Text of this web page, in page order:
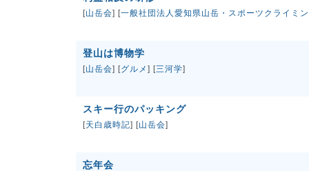
[山岳会] [一般社団法人愛知県山岳・スポーツクライミ
登山は博物学
[山岳会] [グルメ ] [三河学]
スキー行のパッキング
[天白歳時記] [山岳会]
忘年会